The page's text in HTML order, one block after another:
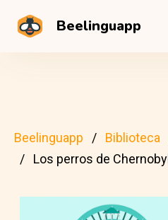
Beelinguapp
Beelinguapp Biblioteca
Los perros de Chernobyl